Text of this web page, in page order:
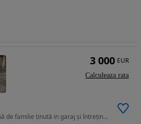
1598 cm3 • 100 CP • Mașină de familie ținută in garaj și întreținută cu grijă.
3 000 EUR
Calculeaza rata